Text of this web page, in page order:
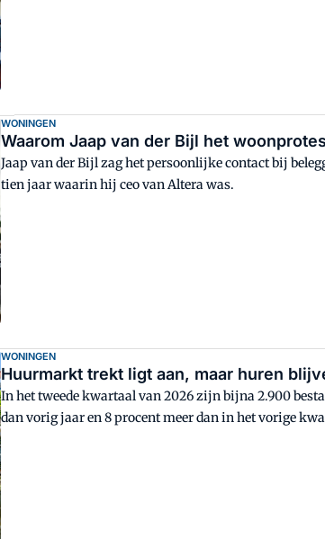
WONINGEN
Waarom Jaap van der Bijl het
Jaap van der Bijl zag het persoonlijke contact bij
tien jaar waarin hij ceo van Altera was.
WONINGEN
Huurmarkt trekt ligt aan, maar huren
In het tweede kwartaal van 2026 zijn bijna 2.900
dan vorig jaar en 8 procent meer dan in het vorige